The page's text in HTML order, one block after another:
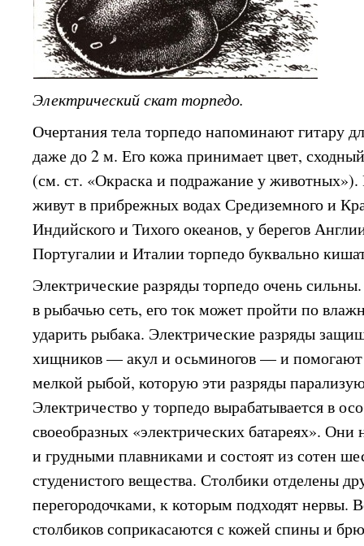
Электрический скат торпедо.
Очертания тела торпедо напоминают гитару
даже до 2 м. Его кожа принимает цвет,
(см. ст. «Окраска и подражание у
живут в прибрежных водах Средиземного и
Индийского и Тихого океанов, у берегов
Португалии и Италии торпедо буквально
Электрические разряды торпедо очень
в рыбачью сеть, его ток может пройти по
ударить рыбака. Электрические разряды
хищников — акул и осьминогов — и помогают
мелкой рыбой, которую эти разряды
Электричество у торпедо вырабатывается в
своеобразных «электрических батареях». Они
и грудными плавниками и состоят из сотен
студенистого вещества. Столбики отделены
перегородочками, к которым подходят нервы.
столбиков соприкасаются с кожей спины и